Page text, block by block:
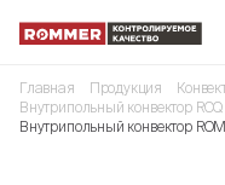
Главная Продукция
Внутрипольный конвектор
Внутрипольный конвектор